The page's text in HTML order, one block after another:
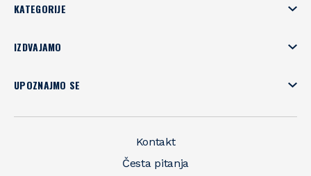
KATEGORIJE
IZDVAJAMO
UPOZNAJMO SE
Kontakt
Česta pitanja